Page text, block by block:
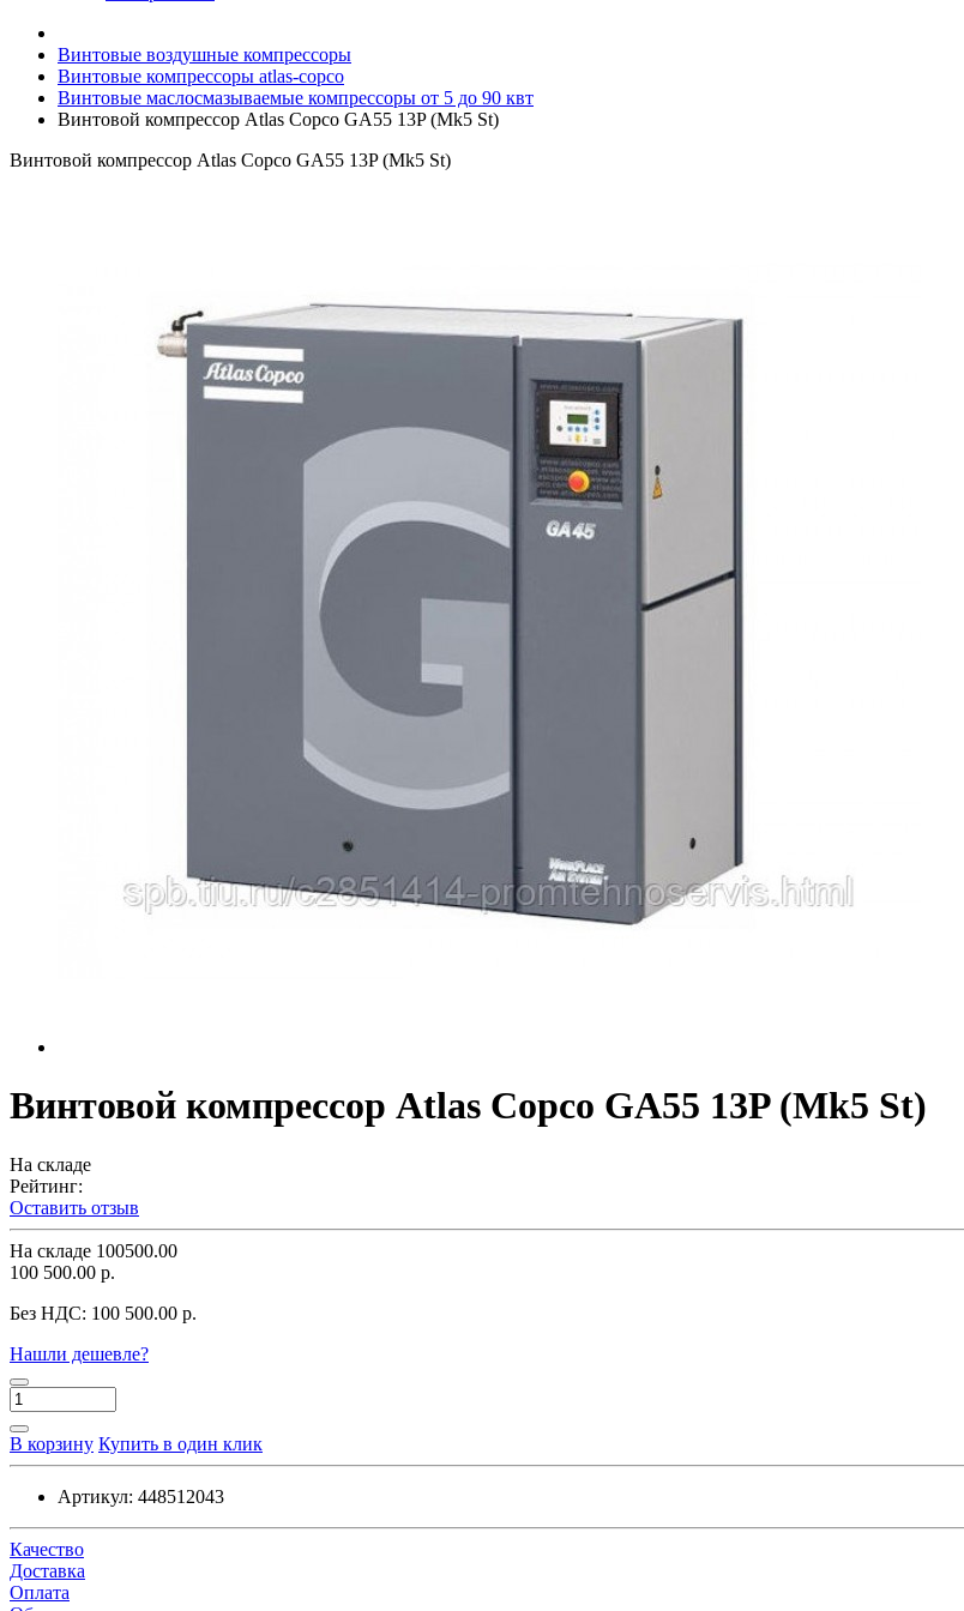
Винтовые воздушные компрессоры
Винтовые компрессоры atlas-copco
Винтовые маслосмазываемые компрессоры от 5 до 90 квт
Винтовой компрессор Atlas Copco GA55 13P (Mk5 St)
Винтовой компрессор Atlas Copco GA55 13P (Mk5 St)
Винтовой компрессор Atlas Copco GA55 13P (Mk5 St)
На складе
Рейтинг:
Оставить отзыв
На складе 100500.00
100 500.00 р.
Без НДС: 100 500.00 р.
Нашли дешевле?
В корзину Купить в один клик
Артикул: 448512043
Качество
Доставка
Оплата